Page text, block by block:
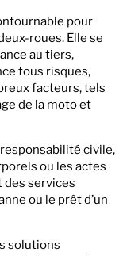
pour
roues. Elle se
au tiers,
tous risques,
facteurs, tels
de la moto et
civile,
ou les actes
des services
ou le prêt d’un
solutions